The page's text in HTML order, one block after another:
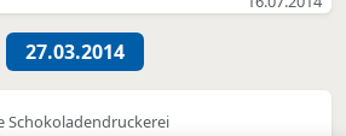
27.03.2014
Schokoladendruckerei